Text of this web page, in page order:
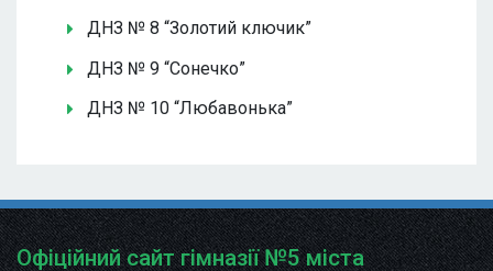
ДНЗ № 8 “Золотий ключик”
ДНЗ № 9 “Сонечко”
ДНЗ № 10 “Любавонька”
Офіційний сайт гімназії №5 міста